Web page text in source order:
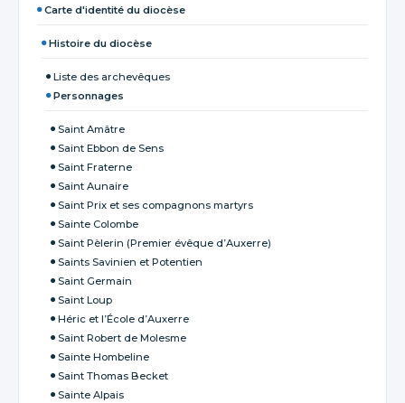
Carte d'identité du diocèse
Histoire du diocèse
Liste des archevêques
Personnages
Saint Amâtre
Saint Ebbon de Sens
Saint Fraterne
Saint Aunaire
Saint Prix et ses compagnons martyrs
Sainte Colombe
Saint Pèlerin (Premier évêque d’Auxerre)
Saints Savinien et Potentien
Saint Germain
Saint Loup
Héric et l’École d’Auxerre
Saint Robert de Molesme
Sainte Hombeline
Saint Thomas Becket
Sainte Alpais